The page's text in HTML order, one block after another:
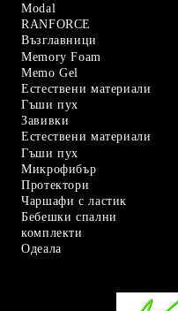
Modal
RANFORCE
Възглавници
Memory Foam
Memo Gel
Естествени материали
Гъши пух
Завивки
Естествени материали
Гъши пух
Микрофибър
Протектори
Чаршафи с ластик
Бебешки спални
комплекти
Одеала